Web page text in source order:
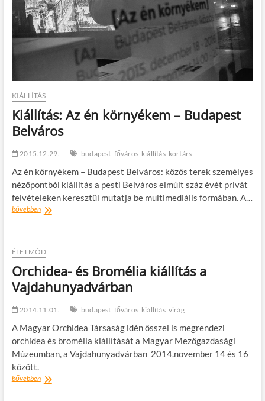
KIÁLLÍTÁS
Kiállítás: Az én környékem – Budapest
Belváros
2015.12.29. budapest főváros kiállítás kortárs
Az én környékem – Budapest Belváros: közös terek személyes
nézőpontból kiállítás a pesti Belváros elmúlt száz évét privát
felvételeken keresztül mutatja be multimediális formában. A…
bővebbenKiállítás:
–
Belváros
ÉLETMÓD
Orchidea- és Bromélia kiállítás a
Vajdahunyadvárban
2014.11.01. budapest főváros kiállítás virág
A Magyar Orchidea Társaság idén ősszel is megrendezi
orchidea és bromélia kiállítását a Magyar Mezőgazdasági
Múzeumban, a Vajdahunyadvárban 2014.november 14 és 16
között.
bővebbenOrchidea-